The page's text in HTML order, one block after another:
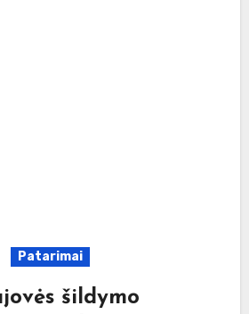
Patarimai
šildymo